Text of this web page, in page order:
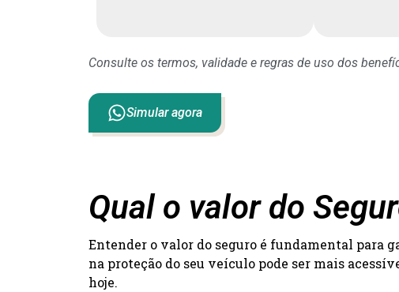
Consulte os termos, validade e regras de uso dos
Simular agora
Qual o valor do
Entender o valor do seguro é fundamental para
na proteção do seu veículo pode ser mais
hoje.